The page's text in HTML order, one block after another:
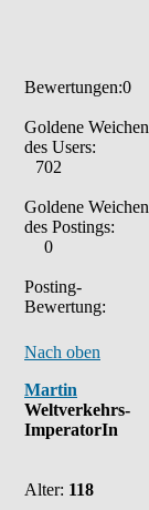
Bewertungen:0
Goldene Weichen
des Users:
702
Goldene Weichen
des Postings:
0
Posting-
Bewertung:
Nach oben
Martin
Weltverkehrs-
ImperatorIn
Alter: 118